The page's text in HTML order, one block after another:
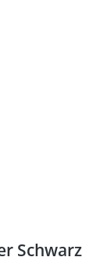
Schwarz